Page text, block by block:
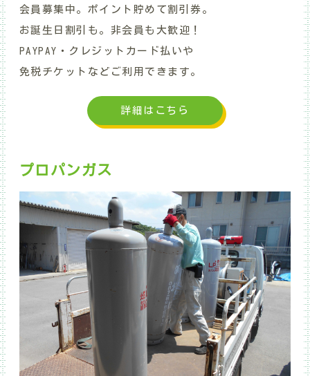
会員募集中。ポイント貯めて割引券。
お誕生日割引も 。非会員も大歓迎！
PAYPAY・クレジットカード払いや
免税チケットなどご利用できます。
詳細はこちら
プロパンガス